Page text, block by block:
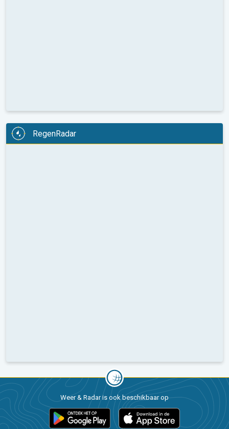
RegenRadar
Weer & Radar is ook beschikbaar op